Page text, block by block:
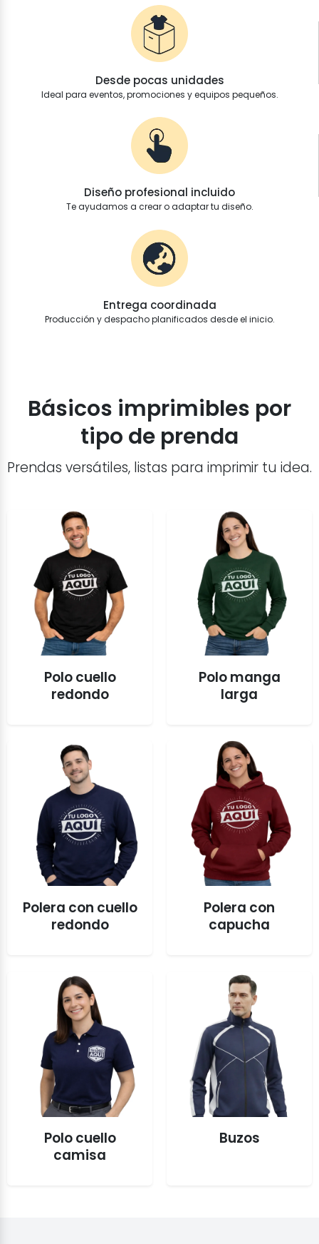
Desde pocas unidades
Ideal para eventos, promociones y equipos pequeños.
Diseño profesional incluido
Te ayudamos a crear o adaptar tu diseño.
Entrega coordinada
Producción y despacho planificados desde el inicio.
Básicos imprimibles por
tipo de prenda
Prendas versátiles, listas para imprimir tu idea.
Polo cuello
redondo
Polo manga
larga
Polera con cuello
redondo
Polera con
capucha
Polo cuello
camisa
Buzos